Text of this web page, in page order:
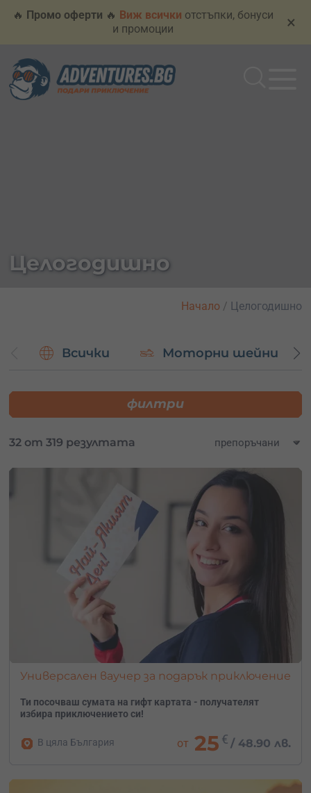
🔥 Промо оферти 🔥 Виж всички отстъпки, бонуси
и промоции
×
Целогодишно
Начало / Целогодишно
Всички Моторни шейни
филтри
32 от 319 резултата
Универсален ваучер за подарък приключение
Ти посочваш сумата на гифт картата - получателят
избира приключението си!
В цяла България от 25 € / 48.90 лв.